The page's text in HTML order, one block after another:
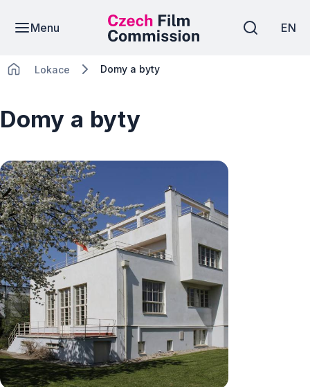
Menu EN
Lokace Domy a byty
Domy a byty